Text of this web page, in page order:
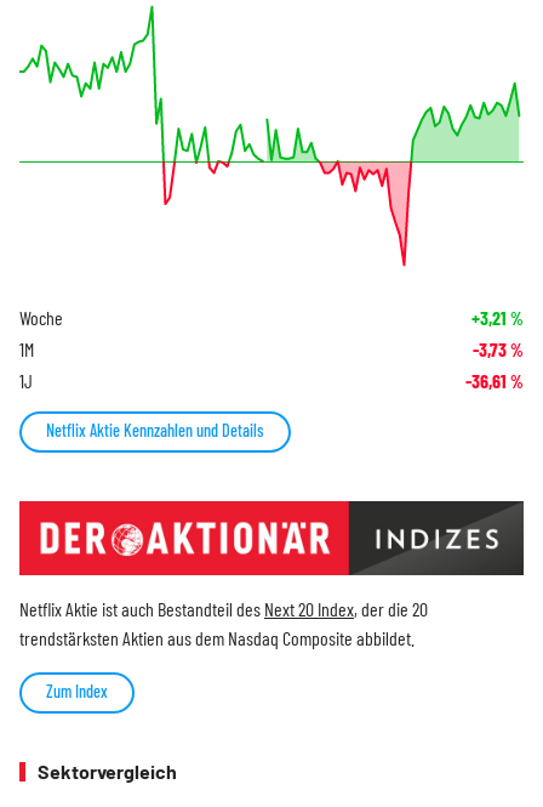
Woche +3,21 %
1M -3,73%
1J -36,61 %
Netflix Aktie Kennzahlen und Details
Netflix Aktie ist auch Bestandteil des Next 20 Index, der die 20
trendstärksten Aktien aus dem Nasdaq Composite abbildet.
Zum Index
Sektorvergleich